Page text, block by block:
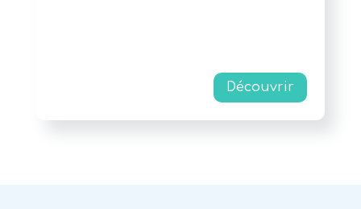
Découvrir